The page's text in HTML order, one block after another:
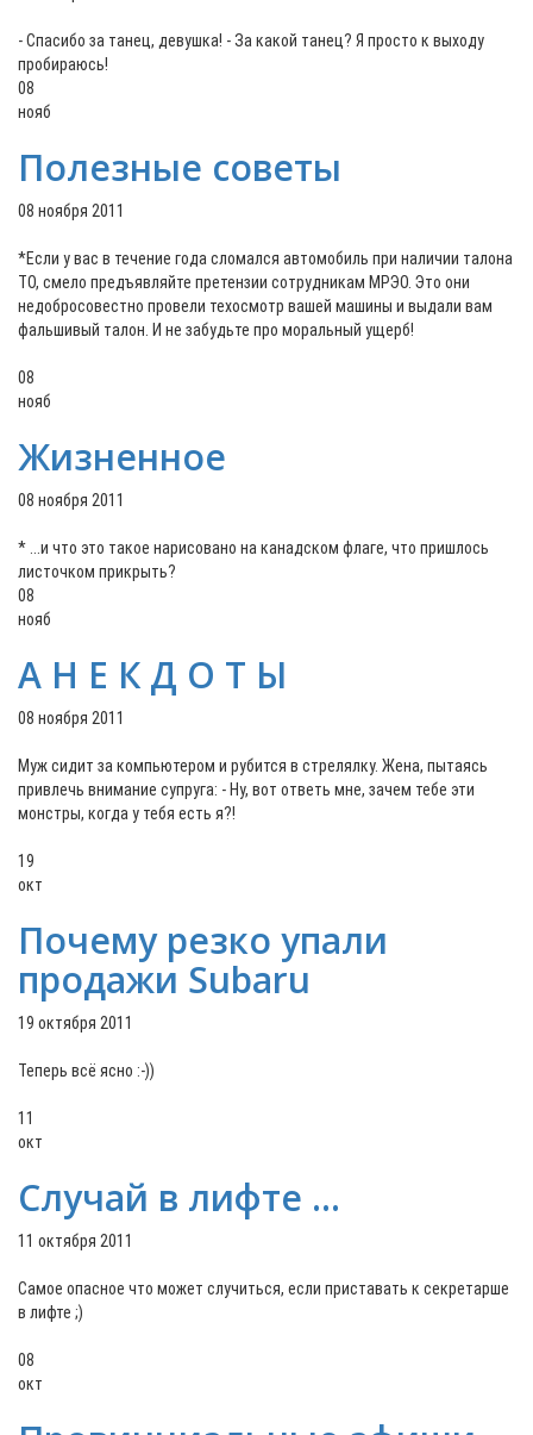
- Спасибо за танец, девушка! - За какой танец? Я пpосто к выходу
пpобиpаюсь!
08
нояб
Полезные советы
08 ноября 2011
*Если у вас в течение года сломался автомобиль при наличии талона
ТО, смело предъявляйте претензии сотрудникам МРЭО. Это они
недобросовестно провели техосмотр вашей машины и выдали вам
фальшивый талон. И не забудьте про моральный ущерб!
08
нояб
Жизненное
08 ноября 2011
* ...и что это такое нарисовано на канадском флаге, что пришлось
листочком прикрыть?
08
нояб
А Н Е К Д О Т Ы
08 ноября 2011
Муж сидит за компьютером и рубится в стрелялку. Жена, пытаясь
привлечь внимание супруга: - Ну, вот ответь мне, зачем тебе эти
монстры, когда у тебя есть я?!
19
окт
Почему резко упали
продажи Subaru
19 октября 2011
Теперь всё ясно :-))
11
окт
Случай в лифте ...
11 октября 2011
Самое опасное что может случиться, если приставать к секретарше
в лифте ;)
08
окт